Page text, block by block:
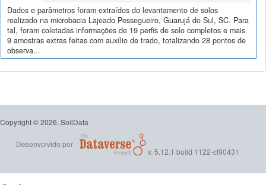
Dados e parâmetros foram extraídos do levantamento de solos
realizado na microbacia Lajeado Pessegueiro, Guarujá do Sul, SC. Para
tal, foram coletadas informações de 19 perfis de solo completos e mais
9 amostras extras feitas com auxílio de trado, totalizando 28 pontos de
observa...
Copyright © 2026, SoilData
Desenvolvido por
v. 5.12.1 build 1122-cf90431